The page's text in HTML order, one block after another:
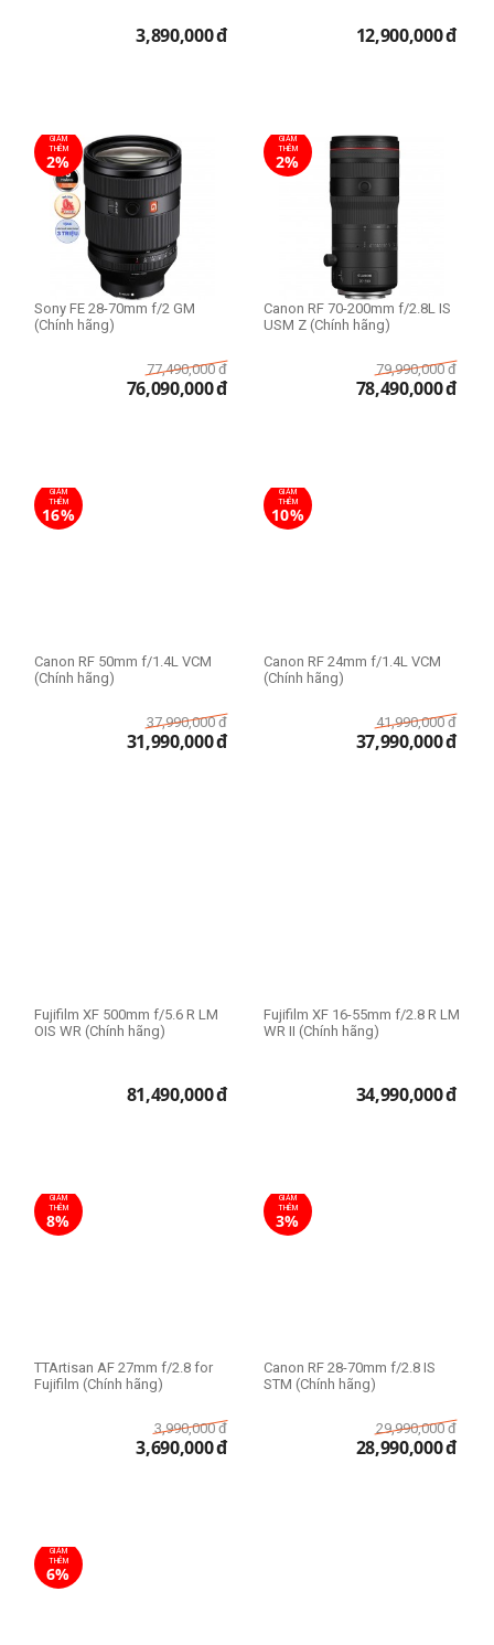
3,890,000đ 12,900,000đ
GIẢM
THÊM
2%
Sony FE 28-70mm f/2 GM
(Chính hãng)
77,490,000 đ
76,090,000đ
GIẢM
THÊM
2%
Canon RF 70-200mm f/2.8L IS
USM Z (Chính hãng)
79,990,000 đ
78,490,000đ
GIẢM
THÊM
16%
Canon RF 50mm f/1.4L VCM
(Chính hãng)
37,990,000 đ
31,990,000đ
GIẢM
THÊM
10%
Canon RF 24mm f/1.4L VCM
(Chính hãng)
41,990,000 đ
37,990,000đ
Fujifilm XF 500mm f/5.6 R LM
OIS WR (Chính hãng)
81,490,000đ
Fujifilm XF 16-55mm f/2.8 R LM
WR II (Chính hãng)
34,990,000đ
GIẢM
THÊM
8%
TTArtisan AF 27mm f/2.8 for
Fujifilm (Chính hãng)
3,990,000 đ
3,690,000đ
GIẢM
THÊM
3%
Canon RF 28-70mm f/2.8 IS
STM (Chính hãng)
29,990,000 đ
28,990,000đ
GIẢM
THÊM
6%